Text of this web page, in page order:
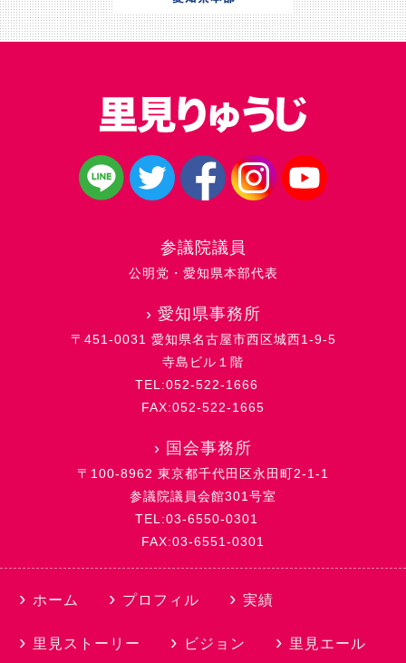
参議院議員
公明党・愛知県本部代表
› 愛知県事務所
〒451-0031 愛知県名古屋市西区城西1-9-5
寺島ビル１階
TEL:052-522-1666
FAX:052-522-1665
› 国会事務所
〒100-8962 東京都千代田区永田町2-1-1
参議院議員会館301号室
TEL:03-6550-0301
FAX:03-6551-0301
ホーム プロフィル 実績
里見ストーリー ビジョン 里見エール